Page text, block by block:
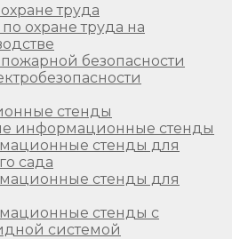
труда
по охране труда на
безопасности
стенды
информационные стенды
стенды для
сада
стенды для
стенды с
системой